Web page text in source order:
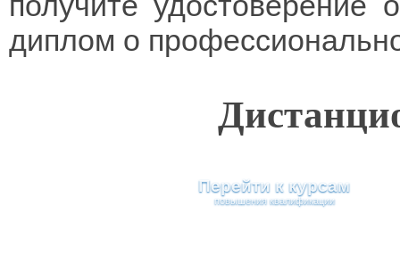
диплом о
Перейти к курсам
повышения квалификации